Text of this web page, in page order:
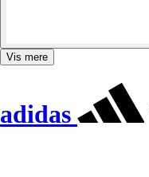
Vis mere
adidas